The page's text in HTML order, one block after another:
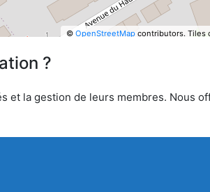
© OpenStreetMapcontributors. Tiles
?
et la gestion de leurs membres. Nous